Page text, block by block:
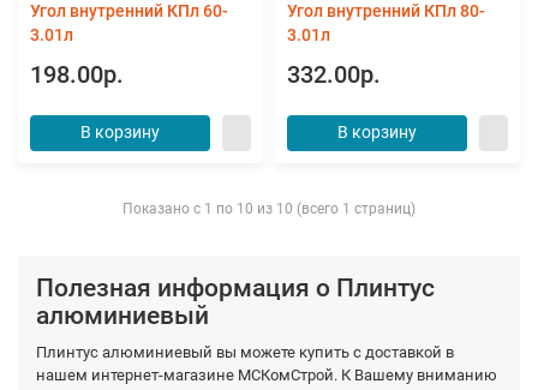
Угол внутренний КПл 60-
3.01л
198.00р.
В корзину
Угол внутренний КПл 80-
3.01л
332.00р.
В корзину
Показано с 1 по 10 из 10 (всего 1 страниц)
Полезная информация о Плинтус
алюминиевый
Плинтус алюминиевый вы можете купить с доставкой в
нашем интернет-магазине МСКомСтрой. К Вашему вниманию